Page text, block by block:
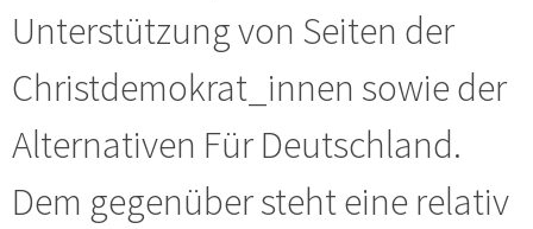
Unterstützung von Seiten der
Christdemokrat_innen sowie der
Alternativen Für Deutschland.
Dem gegenüber steht eine relativ